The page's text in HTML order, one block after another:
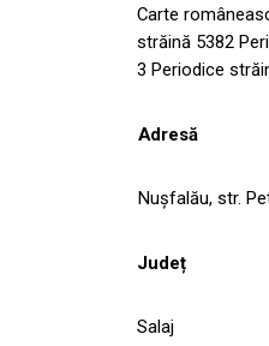
Carte
străină 5382
3 Periodice
Adresă
Nuşfalău, str.
Județ
Salaj